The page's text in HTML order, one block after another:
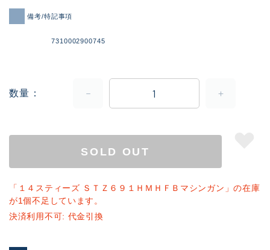
備考/特記事項
7310002900745
数量
SOLD OUT
「１４スティーズ ＳＴＺ６９１ＨＭＨＦＢマシンガン」の在庫
が1個不足しています。
決済利用不可: 代金引換